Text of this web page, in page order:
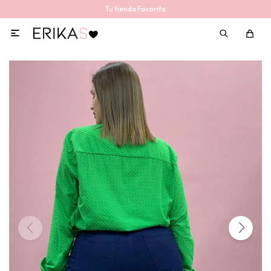
Tu tienda Favorita
